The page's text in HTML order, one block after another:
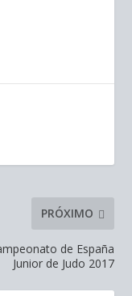
PRÓXIMO
de España
Junior de Judo 2017